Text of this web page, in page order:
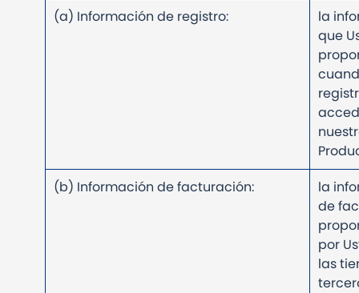
(a) Información de registro:
la
que
(b) Información de facturación:
la
de
por
las